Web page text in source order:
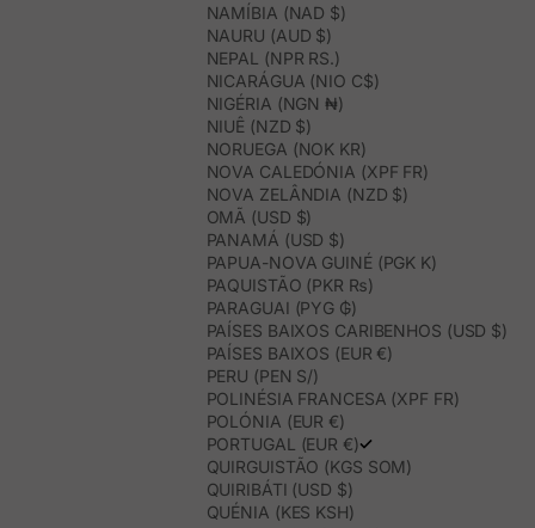
NAMÍBIA (NAD $)
NAURU (AUD $)
NEPAL (NPR RS.)
NICARÁGUA (NIO C$)
NIGÉRIA (NGN ₦)
NIUÊ (NZD $)
NORUEGA (NOK KR)
NOVA CALEDÓNIA (XPF FR)
NOVA ZELÂNDIA (NZD $)
OMÃ (USD $)
PANAMÁ (USD $)
PAPUA-NOVA GUINÉ (PGK K)
PAQUISTÃO (PKR ₨)
PARAGUAI (PYG ₲)
PAÍSES BAIXOS CARIBENHOS (USD $)
PAÍSES BAIXOS (EUR €)
PERU (PEN S/)
POLINÉSIA FRANCESA (XPF FR)
POLÓNIA (EUR €)
PORTUGAL (EUR €)
QUIRGUISTÃO (KGS SOM)
QUIRIBÁTI (USD $)
QUÉNIA (KES KSH)